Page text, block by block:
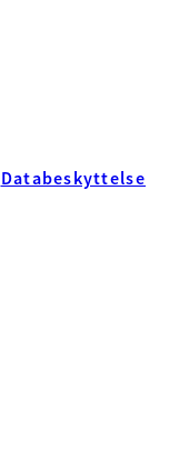
Databeskyttelse